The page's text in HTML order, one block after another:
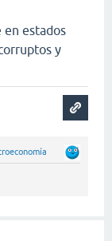
en estados
y